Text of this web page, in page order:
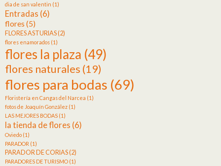
dia de san valentin (1)
Entradas (6)
flores (5)
FLORES ASTURIAS(2)
flores enamorados (1)
flores la plaza (49)
flores naturales (19)
flores para bodas (69)
Floristería en Cangas del Narcea (1)
fotos de Joaquín González (1)
LAS MEJORES BODAS (1)
la tienda de flores (6)
Oviedo (1)
PARADOR (1)
PARADOR DE CORIAS(2)
PARADORES DE TURISMO (1)